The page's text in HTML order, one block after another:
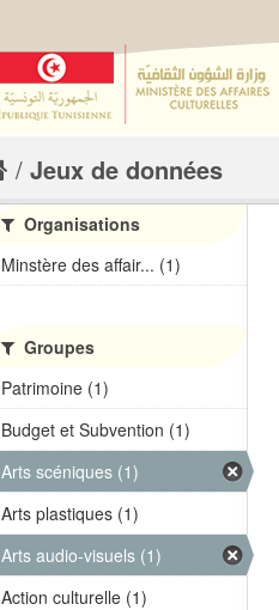
Jeux de données
Organisations
Minstère des affair... (1)
Groupes
Patrimoine (1)
Budget et Subvention (1)
Arts scéniques (1)
Arts plastiques (1)
Arts audio-visuels (1)
Action culturelle (1)